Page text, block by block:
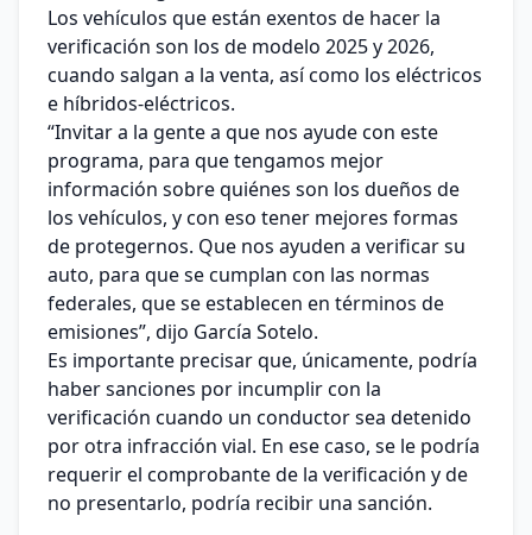
Los vehículos que están exentos de hacer la
verificación son los de modelo 2025 y 2026,
cuando salgan a la venta, así como los eléctricos
e híbridos-eléctricos.
“Invitar a la gente a que nos ayude con este
programa, para que tengamos mejor
información sobre quiénes son los dueños de
los vehículos, y con eso tener mejores formas
de protegernos. Que nos ayuden a verificar su
auto, para que se cumplan con las normas
federales, que se establecen en términos de
emisiones”, dijo García Sotelo.
Es importante precisar que, únicamente, podría
haber sanciones por incumplir con la
verificación cuando un conductor sea detenido
por otra infracción vial. En ese caso, se le podría
requerir el comprobante de la verificación y de
no presentarlo, podría recibir una sanción.